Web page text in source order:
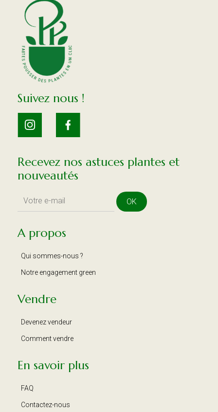
Suivez nous !
Recevez nos astuces plantes et
nouveautés
OK
A propos
Qui sommes-nous ?
Notre engagement green
Vendre
Devenez vendeur
Comment vendre
En savoir plus
FAQ
Contactez-nous